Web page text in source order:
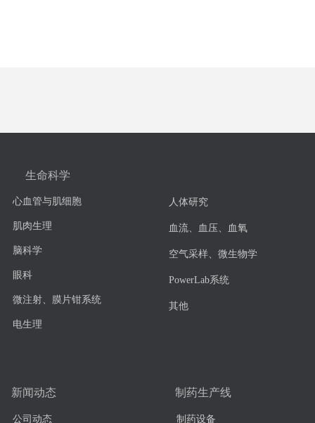
生命科学
心血管与肌细胞
肌肉生理
脑科学
眼科
微注射、膜片钳系统
电生理
人体研究
血流、血压、血氧
空气采样、微生物学
PowerLab系统
其他
制药生产线
制药设备
新闻动态
公司动态